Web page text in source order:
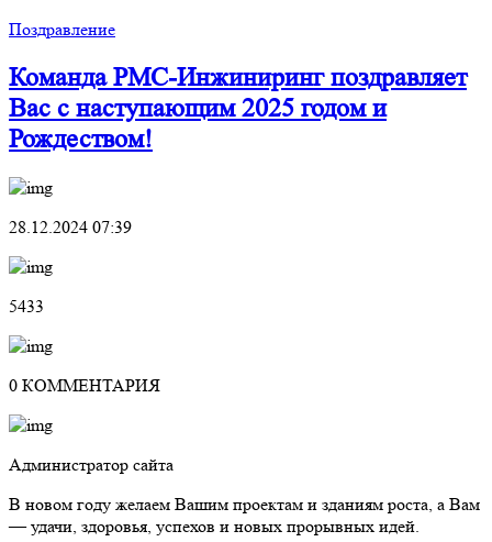
Поздравление
Команда РМС-Инжиниринг поздравляет
Вас с наступающим 2025 годом и
Рождеством!
28.12.2024 07:39
5433
0 КОММЕНТАРИЯ
Администратор сайта
В новом году желаем Вашим проектам и зданиям роста, а Вам
— удачи, здоровья, успехов и новых прорывных идей.